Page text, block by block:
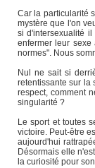
Car la particularité
mystère que l'on
si d'intersexualité
enfermer leur
normes". Nous
Nul ne sait si
retentissante sur la
respect, comment
singularité ?
Le sport et toutes
victoire. Peut-être
aujourd'hui
Désormais elle
la curiosité pour